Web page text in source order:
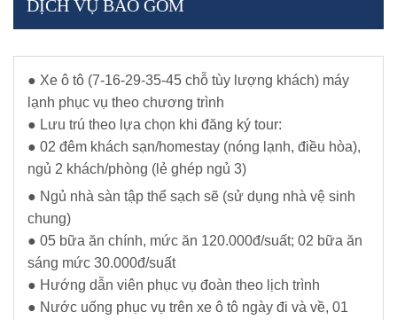
DỊCH VỤ BAO GỒM
● Xe ô tô (7-16-29-35-45 chỗ tùy lượng khách) máy
lạnh phục vụ theo chương trình
● Lưu trú theo lựa chọn khi đăng ký tour:
● 02 đêm khách sạn/homestay (nóng lạnh, điều hòa),
ngủ 2 khách/phòng (lẻ ghép ngủ 3)
● Ngủ nhà sàn tập thể sạch sẽ (sử dụng nhà vệ sinh
chung)
● 05 bữa ăn chính, mức ăn 120.000đ/suất; 02 bữa ăn
sáng mức 30.000đ/suất
● Hướng dẫn viên phục vụ đoàn theo lịch trình
● Nước uống phục vụ trên xe ô tô ngày đi và về, 01